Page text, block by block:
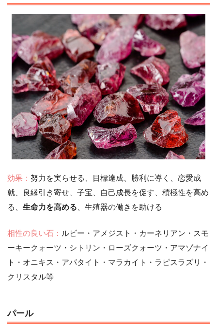
効果： 努力を実らせる、目標達成、勝利に導く、恋愛成
就、良縁引き寄せ、子宝、自己成長を促す、積極性を高め
る、 生命力を高める 、生殖器の働きを助ける
相性の良い石： ルビー・アメジスト・カーネリアン・スモ
ーキークォーツ・シトリン・ローズクォーツ・アマゾナイ
ト・オニキス・アパタイト・マラカイト・ラピスラズリ・
クリスタル等
パール